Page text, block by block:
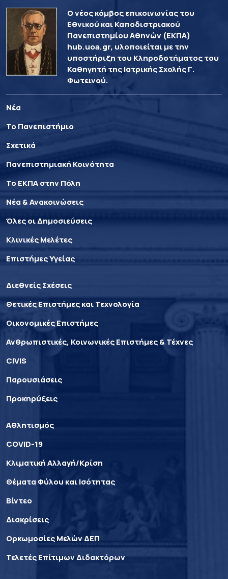
Ο νέος κόμβος επικοινωνίας του
Εθνικού και Καποδιστριακού
Πανεπιστημίου Αθηνών (ΕΚΠΑ)
hub.uoa.gr, υλοποιείται με την
υποστήριξη του Κληροδοτήματος του
Καθηγητή της Ιατρικής Σχολής Γ.
Φωτεινού.
Νέα
Το Πανεπιστήμιο
Σχετικά
Πανεπιστημιακή Κοινότητα
Το ΕΚΠΑ στην Πόλη
Νέα & Ανακοινώσεις
Όλες οι Δημοσιεύσεις
Κλινικές Μελέτες
Επιστήμες Υγείας
Διεθνείς Σχέσεις
Θετικές Επιστήμες και Τεχνολογία
Οικονομικές Επιστήμες
Ανθρωπιστικές, Κοινωνικές Επιστήμες & Τέχνες
CIVIS
Παρουσιάσεις
Προκηρύξεις
Αθλητισμός
COVID-19
Κλιματική Αλλαγή/Κρίση
Θέματα Φύλου και Ισότητας
Βίντεο
Διακρίσεις
Ορκωμοσίες Μελών ΔΕΠ
Τελετές Επίτιμων Διδακτόρων